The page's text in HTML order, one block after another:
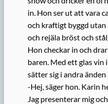
in. Hon ser ut att vara
och kraftigt byggd utan
och rejäla bröst och
Hon checkar in och
baren. Med ett glas vin
sätter sig i andra änden
-Hej, säger hon. Karin
Jag presenterar mig